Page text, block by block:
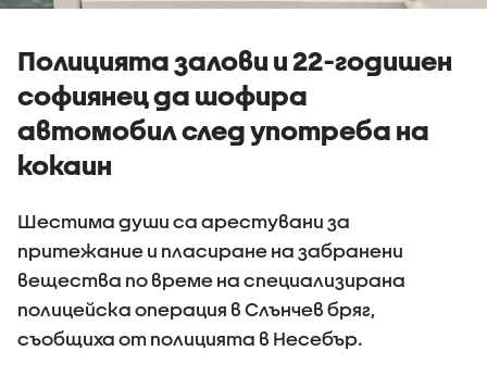
Полицията залови и 22-годишен
софиянец да шофира
автомобил след употреба на
кокаин
Шестима души са арестувани за
притежание и пласиране на забранени
вещества по време на специализирана
полицейска операция в Слънчев бряг,
съобщиха от полицията в Несебър.